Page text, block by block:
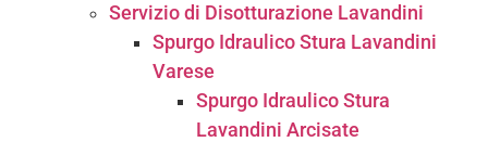
Servizio di Disotturazione Lavandini
Spurgo Idraulico Stura Lavandini
Varese
Spurgo Idraulico Stura
Lavandini Arcisate